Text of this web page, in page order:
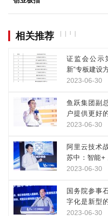
相关推荐
证监会公示
新”专板建设
2023-06-30
鱼跃集团副
户提供更好
是数实融合的
2023-06-30
阿里云技术
苏中：智能+
次浪潮已经来
2023-06-30
国务院参事
字化是新型
改变人类生产
2023-06-30